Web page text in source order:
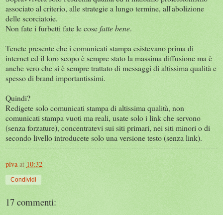
associato al criterio, alle strategie a lungo termine, all'abolizione
delle scorciatoie.
Non fate i furbetti fate le cosefatte bene.
Tenete presente che i comunicati stampa esistevano prima di
internet ed il loro scopo è sempre stato la massima diffusione ma è
anche vero che si è sempre trattato di messaggi di altissima qualità e
spesso di brand importantissimi.
Quindi?
Redigete solo comunicati stampa di altissima qualità, non
comunicati stampa vuoti ma reali, usate solo i link che servono
(senza forzature), concentratevi sui siti primari, nei siti minori o di
secondo livello introducete solo una versione testo (senza link).
piva at 10:32
Condividi
17 commenti: